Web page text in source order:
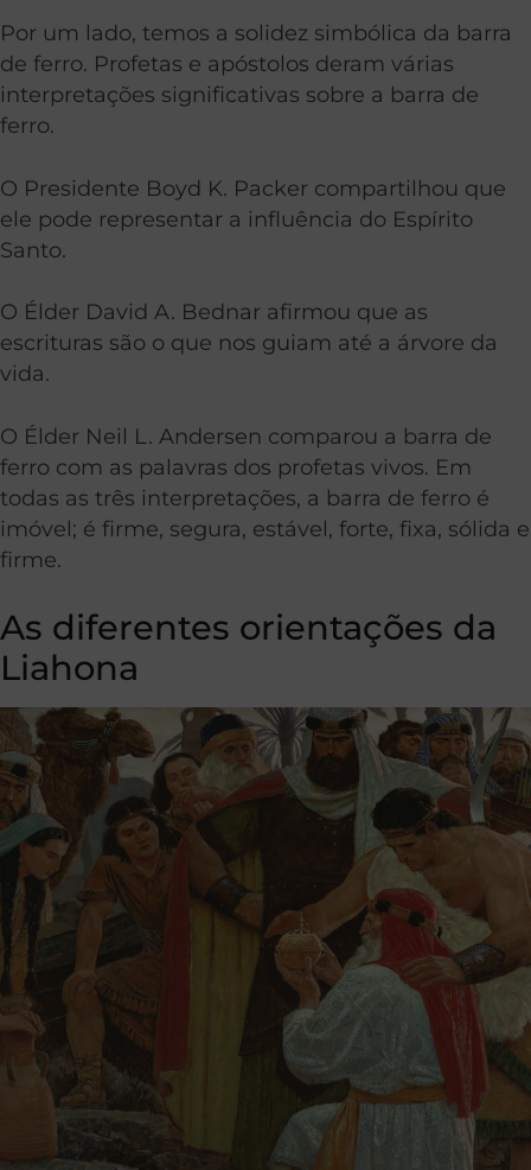
Por um lado, temos a solidez simbólica da barra
de ferro. Profetas e apóstolos deram várias
interpretações significativas sobre a barra de
ferro.
O Presidente Boyd K. Packer compartilhou que
ele pode representar a influência do Espírito
Santo.
O Élder David A. Bednar afirmou que as
escrituras são o que nos guiam até a árvore da
vida.
O Élder Neil L. Andersen comparou a barra de
ferro com as palavras dos profetas vivos. Em
todas as três interpretações, a barra de ferro é
imóvel; é firme, segura, estável, forte, fixa, sólida e
firme.
As diferentes orientações da
Liahona